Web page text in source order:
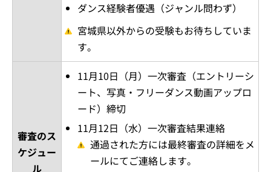
ダンス経験者優遇（ジャンル問わず）
宮城県以外からの受験もお待ちしていま
す。
審査のス
ケジュー
ル
11月10日（月）一次審査（エントリーシ
ート、写真・フリーダンス動画アップロ
ード）締切
11月12日（水）一次審査結果連絡
通過された方には最終審査の詳細をメ
ールにてご連絡します。